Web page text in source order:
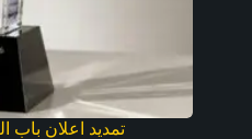
تمديد اعلان باب الترشح